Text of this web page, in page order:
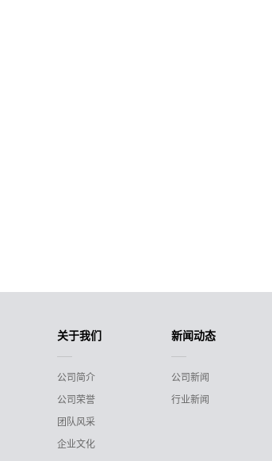
关于我们
公司简介
公司荣誉
团队风采
企业文化
新闻动态
公司新闻
行业新闻